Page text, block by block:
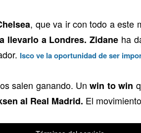
, que va ir con todo a este
llevarlo a Londres. Zidane ha
Isco ve la oportunidad de ser
salen ganando. Un win to win
al Real Madrid. El